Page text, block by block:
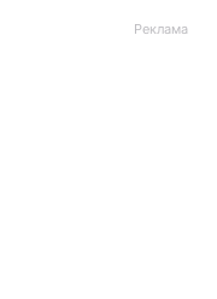
Реклама